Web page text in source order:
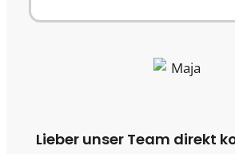
Lieber unser Team direkt